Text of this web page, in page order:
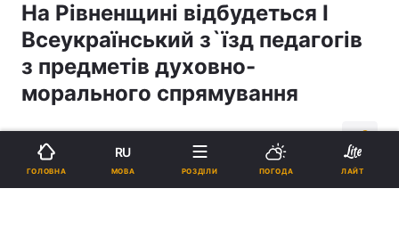
На Рівненщині відбудеться І
Всеукраїнський з`їзд педагогів
з предметів духовно-
морального спрямування
Підпишіться на нас в Google
ГОЛОВНА
RU
МОВА РОЗДІЛИ ПОГОДА ЛАЙТ